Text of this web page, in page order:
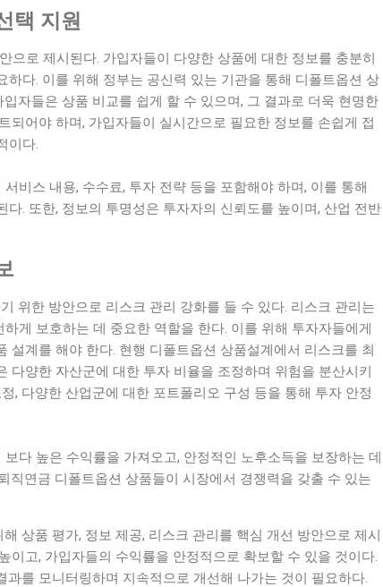
택 지원
으로 제시된다. 가입자들이 다양한 상품에 대한 정보를 충분히
다. 이를 위해 정부는 공신력 있는 기관을 통해 디폴트옵션 상
자들은 상품 비교를 쉽게 할 수 있으며, 그 결과로 더욱 현명한
되어야 하며, 가입자들이 실시간으로 필요한 정보를 손쉽게 접
이다.
비스 내용, 수수료, 투자 전략 등을 포함해야 하며, 이를 통해
. 또한, 정보의 투명성은 투자자의 신뢰도를 높이며, 산업 전반
위한 방안으로 리스크 관리 강화를 들 수 있다. 리스크 관리는
게 보호하는 데 중요한 역할을 한다. 이를 위해 투자자들에게
설계를 해야 한다. 현행 디폴트옵션 상품설계에서 리스크를 최
다양한 자산군에 대한 투자 비율을 조정하며 위험을 분산시키
, 다양한 산업군에 대한 포트폴리오 구성 등을 통해 투자 안정
다 높은 수익률을 가져오고, 안정적인 노후소득을 보장하는 데
직연금 디폴트옵션 상품들이 시장에서 경쟁력을 갖출 수 있는
상품 평가, 정보 제공, 리스크 관리를 핵심 개선 방안으로 제시
고, 가입자들의 수익률을 안정적으로 확보할 수 있을 것이다.
를 모니터링하며 지속적으로 개선해 나가는 것이 필요하다.